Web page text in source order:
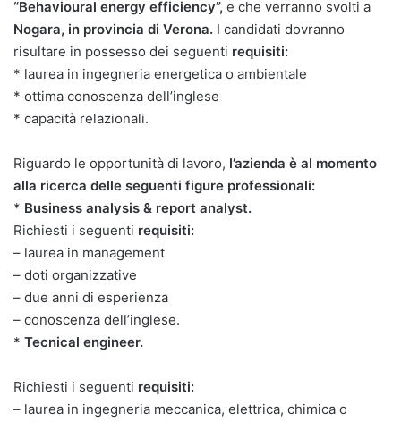
“Behavioural energy efficiency”, e che verranno svolti a
Nogara, in provincia di Verona. I candidati dovranno
risultare in possesso dei seguenti requisiti:
* laurea in ingegneria energetica o ambientale
* ottima conoscenza dell’inglese
* capacità relazionali.
Riguardo le opportunità di lavoro, l’azienda è al momento
alla ricerca delle seguenti figure professionali:
* Business analysis & report analyst.
Richiesti i seguenti requisiti:
– laurea in management
– doti organizzative
– due anni di esperienza
– conoscenza dell’inglese.
* Tecnical engineer.
Richiesti i seguenti requisiti:
– laurea in ingegneria meccanica, elettrica, chimica o